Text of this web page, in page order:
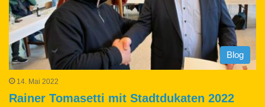
Blog
14. Mai 2022
Rainer Tomasetti mit Stadtdukaten 2022